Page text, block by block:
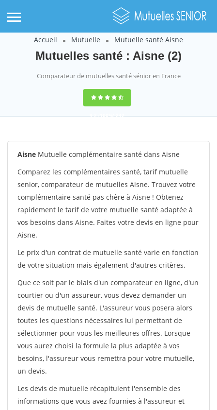
Accueil Mutuelle Mutuelle santé Aisne
Mutuelles santé : Aisne (2)
Comparateur de mutuelles santé sénior en France
9,2(100%)242
Aisne Mutuelle complémentaire santé dans Aisne
Comparez les complémentaires santé, tarif mutuelle
senior, comparateur de mutuelles Aisne. Trouvez votre
complémentaire santé pas chère à Aisne ! Obtenez
rapidement le tarif de votre mutuelle santé adaptée à
vos besoins dans Aisne. Faites votre devis en ligne pour
Aisne.
Le prix d'un contrat de mutuelle santé varie en fonction
de votre situation mais également d'autres critères.
Que ce soit par le biais d'un comparateur en ligne, d'un
courtier ou d'un assureur, vous devez demander un
devis de mutuelle santé. L'assureur vous posera alors
toutes les questions nécessaires lui permettant de
sélectionner pour vous les meilleures offres. Lorsque
vous aurez choisi la formule la plus adaptée à vos
besoins, l'assureur vous remettra pour votre mutuelle,
un devis.
Les devis de mutuelle récapitulent l'ensemble des
informations que vous avez fournies à l'assureur et